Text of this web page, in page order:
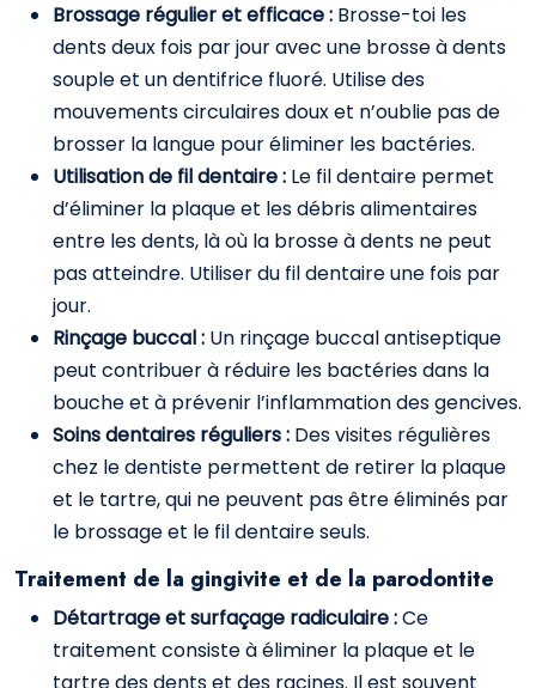
Brossage régulier et efficace : Brosse-toi les
dents deux fois par jour avec une brosse à dents
souple et un dentifrice fluoré. Utilise des
mouvements circulaires doux et n’oublie pas de
brosser la langue pour éliminer les bactéries.
Utilisation de fil dentaire : Le fil dentaire permet
d’éliminer la plaque et les débris alimentaires
entre les dents, là où la brosse à dents ne peut
pas atteindre. Utiliser du fil dentaire une fois par
jour.
Rinçage buccal : Un rinçage buccal antiseptique
peut contribuer à réduire les bactéries dans la
bouche et à prévenir l’inflammation des gencives.
Soins dentaires réguliers : Des visites régulières
chez le dentiste permettent de retirer la plaque
et le tartre, qui ne peuvent pas être éliminés par
le brossage et le fil dentaire seuls.
Traitement de la gingivite et de la parodontite
Détartrage et surfaçage radiculaire :Ce
traitement consiste à éliminer la plaque et le